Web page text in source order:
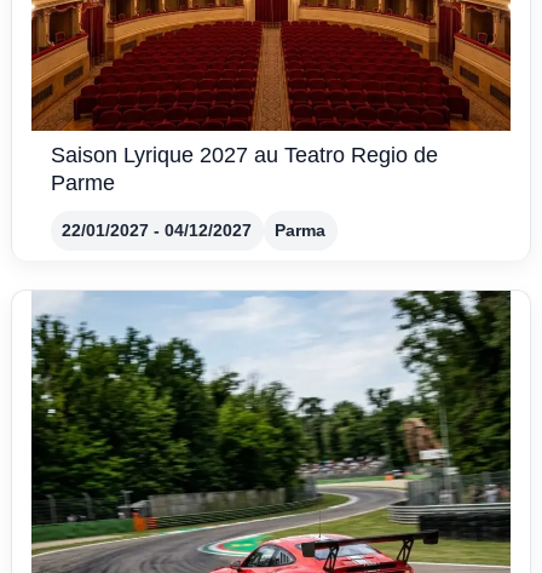
Saison Lyrique 2027 au Teatro Regio de
Parme
22/01/2027 - 04/12/2027 Parma